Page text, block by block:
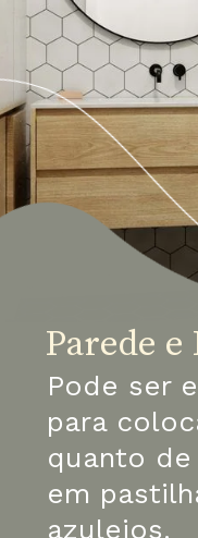
Pode ser
para
quanto
em
azulejos.
Parede e